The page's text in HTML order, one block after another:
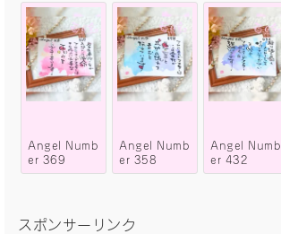
Angel Numb
er 369
Angel Numb
er 358
Angel Numb
er 432
スポンサーリンク